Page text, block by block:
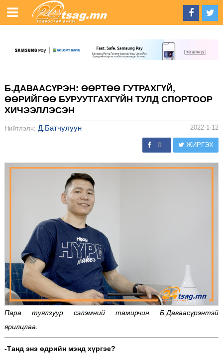
Б.ДАВААСҮРЭН: ӨӨРТӨӨ ГУТРАХГҮЙ,
ӨӨРИЙГӨӨ БУРУУТГАХГҮЙН ТУЛД СПОРТООР
ХИЧЭЭЛЛЭСЭН
Нийтлэлч: Д.Батчулуун 2022-1-12
0 ЖИРГЭХ
Пара туялзуур сэлэмний тамирчин Б.Даваасүрэнтэй
ярилцлаа.
-Танд энэ өдрийн мэнд хүргэе?